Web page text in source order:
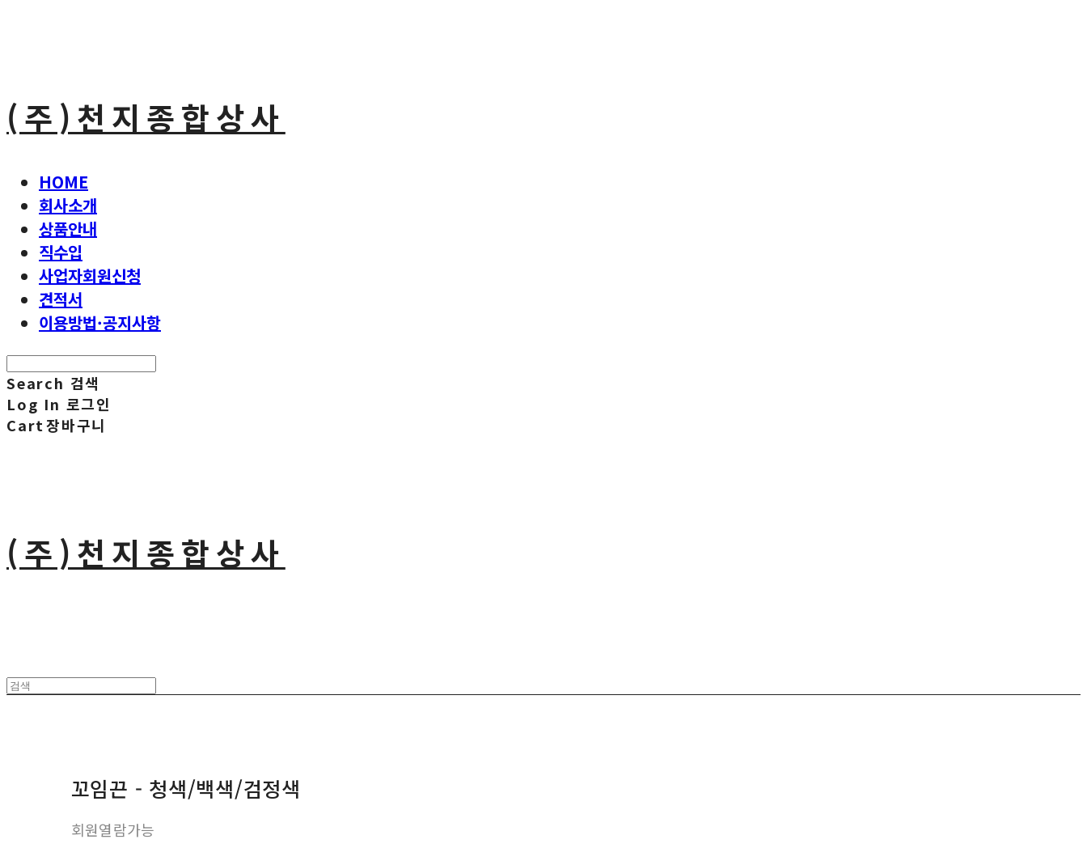
(주)천지종합상사
HOME
회사소개
상품안내
직수입
사업자회원신청
견적서
이용방법·공지사항
Search 검색
Log In 로그인
Cart장바구니
(주)천지종합상사
꼬임끈 - 청색/백색/검정색
회원열람가능